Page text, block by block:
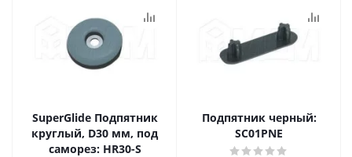
SuperGlide Подпятник
круглый, D30 мм, под
саморез: HR30-S
Подпятник черный:
SC01PNE